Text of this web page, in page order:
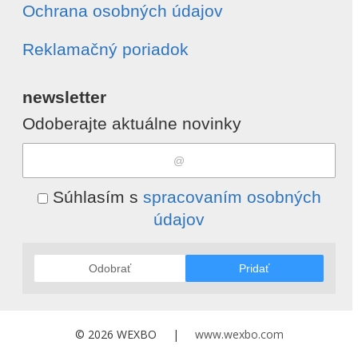
Ochrana osobných údajov
Reklamačný poriadok
newsletter
Odoberajte aktuálne novinky
Súhlasím s spracovaním osobných
údajov
Odobrať Pridať
© 2026 WEXBO | www.wexbo.com